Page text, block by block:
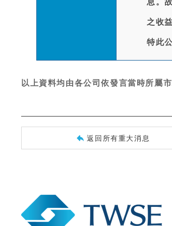
息。
之收
特此
以上資料均由各公司依發言當時所屬
返回所有重大消息